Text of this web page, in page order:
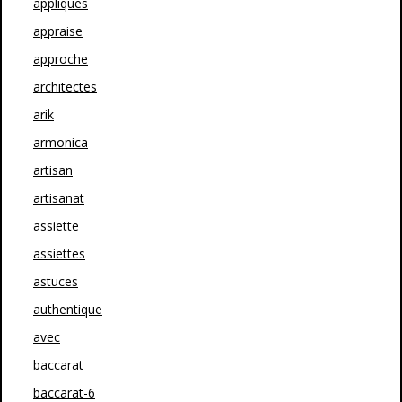
appraise
approche
architectes
arik
armonica
artisan
artisanat
assiette
assiettes
astuces
authentique
avec
baccarat
baccarat-6